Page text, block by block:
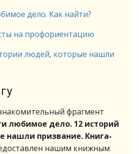
дело. Как найти?
на профориентацию
людей, которые нашли
фрагмент
любимое дело. 12 историй
нашли призвание. Книга-
нашим книжным